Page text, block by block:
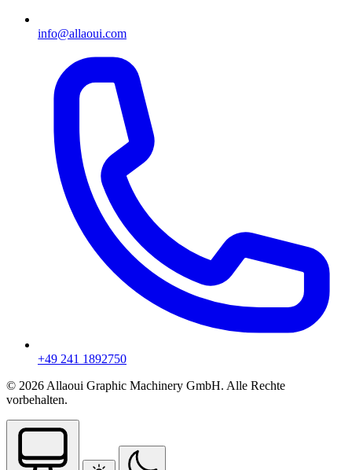
info@allaoui.com
+49 241 1892750
© 2026 Allaoui Graphic Machinery GmbH. Alle Rechte
vorbehalten.